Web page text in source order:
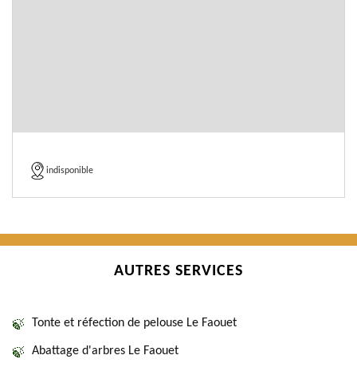
indisponible
AUTRES SERVICES
Tonte et réfection de pelouse Le Faouet
Abattage d'arbres Le Faouet